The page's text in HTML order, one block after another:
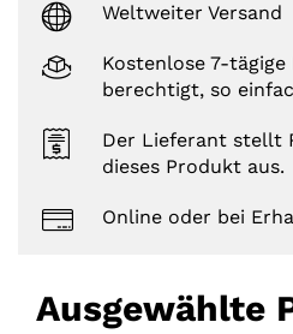
Weltweiter Versand
Kostenlose 7-
berechtigt, so
Der Lieferant stellt
dieses Produkt aus.
Online oder bei
Ausgewählte